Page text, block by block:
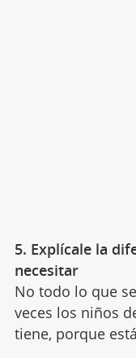
5. Explícale la
necesitar
No todo lo que
veces los niños
tiene, porque